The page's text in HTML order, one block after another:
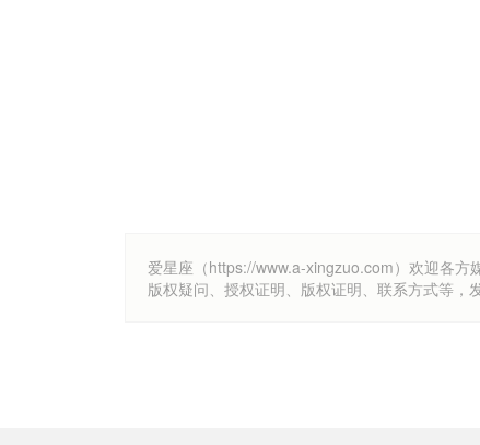
爱星座（https://www.a-xingzuo.com）欢迎各
版权疑问、授权证明、版权证明、联系方式等，